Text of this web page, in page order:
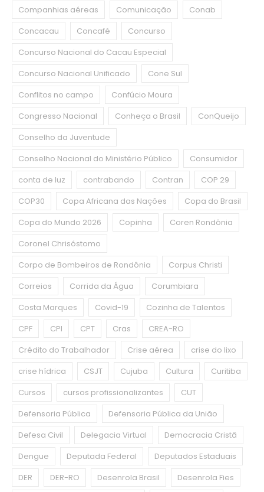
Companhias aéreas
Comunicação
Conab
Concacau
Concafé
Concurso
Concurso Nacional do Cacau Especial
Concurso Nacional Unificado
Cone Sul
Conflitos no campo
Confúcio Moura
Congresso Nacional
Conheça o Brasil
ConQueijo
Conselho da Juventude
Conselho Nacional do Ministério Público
Consumidor
conta de luz
contrabando Contran
COP 29
COP30
Copa Africana das Nações
Copa do Brasil
Copa do Mundo 2026
Copinha
Coren Rondônia
Coronel Chrisóstomo
Corpo de Bombeiros de Rondônia
Corpus Christi
Correios
Corrida da Água
Corumbiara
Costa Marques
Covid-19
Cozinha de Talentos
CPF
CPI CPT Cras
CREA-RO
Crédito do Trabalhador
Crise aérea
crise do lixo
crise hídrica
CSJT Cujuba Cultura
Curitiba
Cursos
cursos profissionalizantes
CUT
Defensoria Pública
Defensoria Pública da União
Defesa Civil
Delegacia Virtual
Democracia Cristã
Dengue
Deputada Federal
Deputados Estaduais
DER
DER-RO Desenrola Brasil
Desenrola Fies